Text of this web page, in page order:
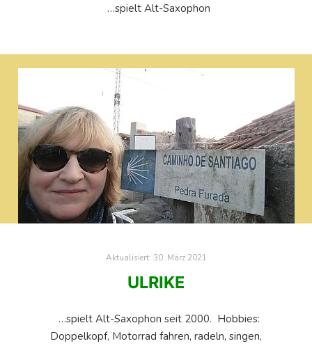
…spielt Alt-Saxophon
Aktualisiert: 30. März 2021
ULRIKE
…spielt Alt-Saxophon seit 2000. Hobbies:
Doppelkopf, Motorrad fahren, radeln, singen,